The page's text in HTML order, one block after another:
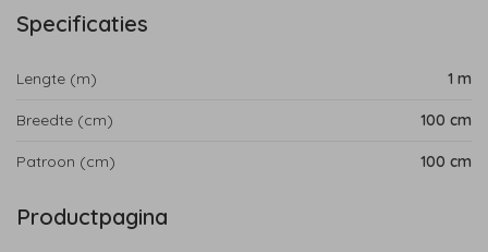
Specificaties
Lengte (m) 1 m
Breedte (cm) 100 cm
Patroon (cm) 100 cm
Productpagina